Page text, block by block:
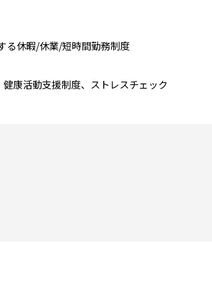
る休暇/休業/短時間勤務制度
康活動支援制度、ストレスチェック